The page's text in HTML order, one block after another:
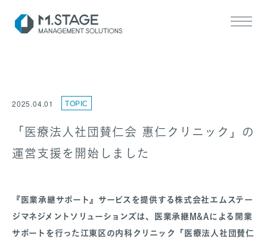
SERVICE TOP
2025.04.01 TOPIC
「医療法人社団賛仁会 惠仁クリニック」の
運営支援を開始しました
『医業承継サポート』サービスを提供する株式会社エムステー
ジマネジメントソリューションズは、医業承継M&Aによる開業
サポートを行った江東区の内科クリニック「医療法人社団賛仁